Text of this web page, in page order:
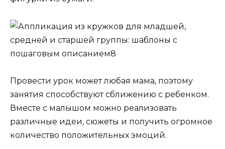
Провести урок может любая мама, поэтому
занятия способствуют сближению с ребенком.
Вместе с малышом можно реализовать
различные идеи, сюжеты и получить огромное
количество положительных эмоций.